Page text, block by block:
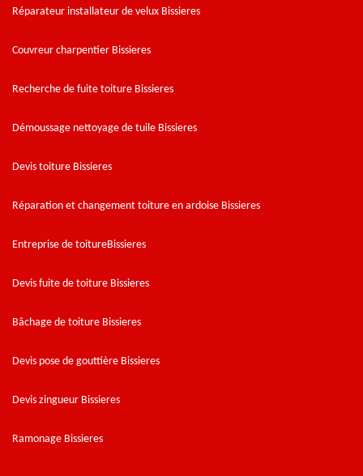
Réparateur installateur de velux Bissieres
Couvreur charpentier Bissieres
Recherche de fuite toiture Bissieres
Démoussage nettoyage de tuile Bissieres
Devis toiture Bissieres
Réparation et changement toiture en ardoise Bissieres
Entreprise de toitureBissieres
Devis fuite de toiture Bissieres
Bâchage de toiture Bissieres
Devis pose de gouttière Bissieres
Devis zingueur Bissieres
Ramonage Bissieres